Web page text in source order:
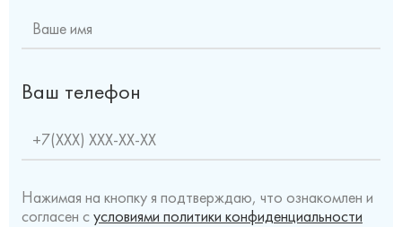
Ваш телефон
Нажимая на кнопку я подтверждаю, что ознакомлен и
согласен сусловиями политики конфиденциальности